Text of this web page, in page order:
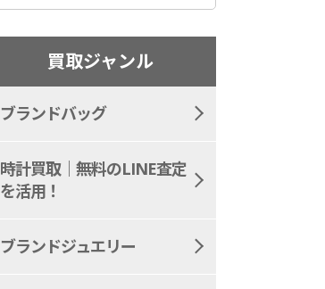
買取ジャンル
ブランドバッグ
時計買取｜無料のLINE査定
を活用！
ブランドジュエリー